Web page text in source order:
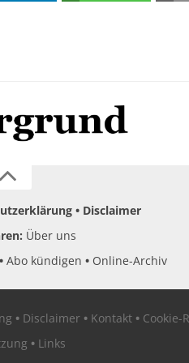
Disclaimer
Über uns
Abo kündigen Online-Archiv
Disclaimer Kontakt
Cookie-
Links